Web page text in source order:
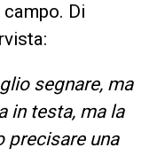
Di
segnare, ma
in testa, ma la
precisare una